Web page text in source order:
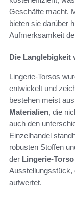
Geschäfte macht.
bieten sie darüber
Aufmerksamkeit
Die Langlebigkeit
Lingerie-Torsos
entwickelt und
bestehen meist
Materialien, die
auch den
Einzelhandel
robusten Stoffen
der Lingerie-Torso
Ausstellungsstück,
aufwertet.